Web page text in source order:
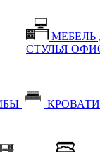
МЕБЕЛЬ
СТУЛЬЯ
КРОВАТИ